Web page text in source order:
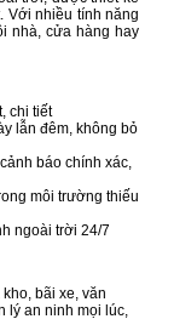
Với nhiều tính năng
nhà, cửa hàng hay
chi tiết
lẫn đêm, không bỏ
báo chính xác,
môi trường thiếu
ngoài trời 24/7
bãi xe, văn
lý an ninh mọi lúc,